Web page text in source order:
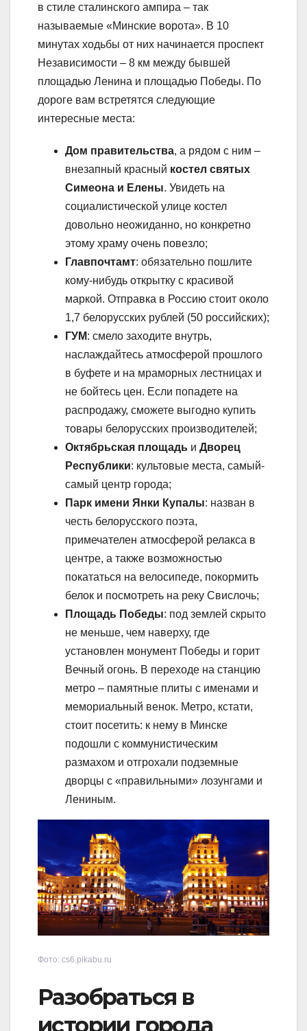
в стиле сталинского ампира – так
называемые «Минские ворота». В 10
минутах ходьбы от них начинается проспект
Независимости – 8 км между бывшей
площадью Ленина и площадью Победы. По
дороге вам встретятся следующие
интересные места:
Дом правительства, а рядом с ним –
внезапный красный костел святых
Симеона и Елены. Увидеть на
социалистической улице костел
довольно неожиданно, но конкретно
этому храму очень повезло;
Главпочтамт: обязательно пошлите
кому-нибудь открытку с красивой
маркой. Отправка в Россию стоит около
1,7 белорусских рублей (50 российских);
ГУМ: смело заходите внутрь,
наслаждайтесь атмосферой прошлого
в буфете и на мраморных лестницах и
не бойтесь цен. Если попадете на
распродажу, сможете выгодно купить
товары белорусских производителей;
Октябрьская площадь и Дворец
Республики: культовые места, самый-
самый центр города;
Парк имени Янки Купалы: назван в
честь белорусского поэта,
примечателен атмосферой релакса в
центре, а также возможностью
покататься на велосипеде, покормить
белок и посмотреть на реку Свислочь;
Площадь Победы: под землей скрыто
не меньше, чем наверху, где
установлен монумент Победы и горит
Вечный огонь. В переходе на станцию
метро – памятные плиты с именами и
мемориальный венок. Метро, кстати,
стоит посетить: к нему в Минске
подошли с коммунистическим
размахом и отгрохали подземные
дворцы с «правильными» лозунгами и
Лениным.
Фото: cs6.pikabu.ru
Разобраться в
истории города